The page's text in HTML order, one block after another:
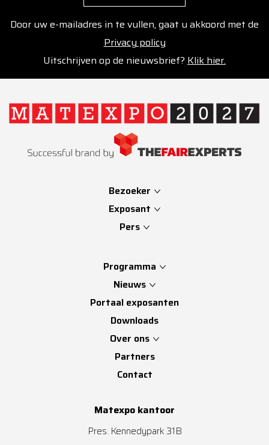
Door uw e-mailadres in te vullen, gaat u akkoord met de
Privacy policy
Uitschrijven op de nieuwsbrief? Klik hier.
Bezoeker
Exposant
Pers
Programma
Nieuws
Portaal exposanten
Downloads
Over ons
Partners
Contact
Matexpo kantoor
Pres. Kennedypark 31B